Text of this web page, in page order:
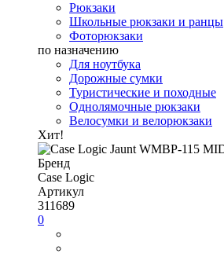
Рюкзаки
Школьные рюкзаки и ранцы
Фоторюкзаки
по назначению
Для ноутбука
Дорожные сумки
Туристические и походные
Однолямочные рюкзаки
Велосумки и велорюкзаки
Хит!
Бренд
Case Logic
Артикул
311689
0